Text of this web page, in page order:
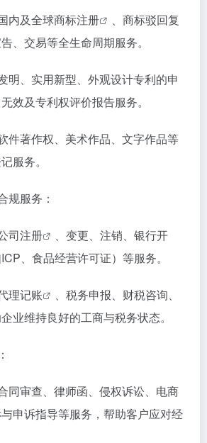
内及全球商标注册
、商标驳回复
、交易等全生命周期服务。
明、实用新型、外观设计专利的申
效及专利权评价报告服务。
件著作权、美术作品、文字作品等
服务。
规服务：
司注册
、变更、注销、银行开
、食品经营许可证）等服务。
理记账
、税务申报、财税咨询、
业维持良好的工商与税务状态。
同审查、律师函、侵权诉讼、电商
申诉指导等服务，帮助客户应对经